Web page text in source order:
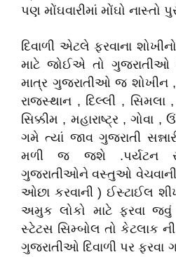
પણ મોંઘવારીમાં મોંઘો નાસ્તો
દિવાળી એટલે ફરવાના
માટે જોઈએ તો
માત્ર ગુજરાતીઓ જ
રાજસ્થાન , દિલ્લી , સિમલા
સિક્કીમ , મહારાષ્ટ્ર , ગોવા
ગમે ત્યાં જાવ ગુજરાતી
મળી જ જશે .પર્યટન
ગુજરાતીઓને વસ્તુઓ વેચવાની
ઓછા કરવાની ) ઈસ્ટાઈલ
અમુક લોકો માટે ફરવા જવું
સ્ટેટસ સિમ્બોલ તો કેટલાક
ગુજરાતીઓ દિવાળી પર ફરવા